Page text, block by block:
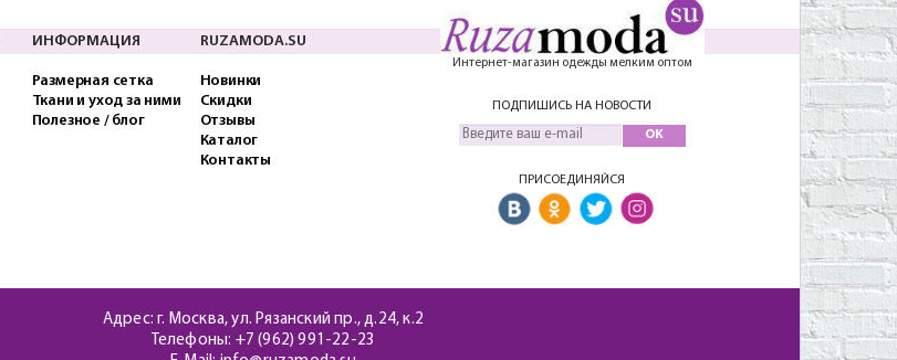
ИНФОРМАЦИЯ
Размерная сетка
Ткани и уход за ними
Полезное / блог
RUZAMODA.SU
Новинки
Скидки
Отзывы
Каталог
Контакты
Интернет-магазин одежды мелким оптом
ПОДПИШИСЬ НА НОВОСТИ
OK
ПРИСОЕДИНЯЙСЯ
Адрес: г. Москва, ул. Рязанский пр., д.24, к.2
Телефоны: +7 (962) 991-22-23